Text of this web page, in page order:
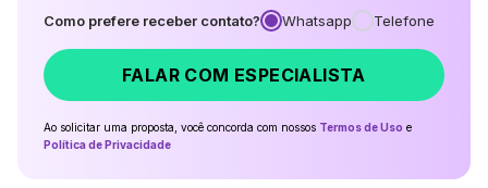
Como prefere receber contato? Whatsapp Telefone
FALAR COM ESPECIALISTA
Ao solicitar uma proposta, você concorda com nossos Termos de Uso e
Política de Privacidade